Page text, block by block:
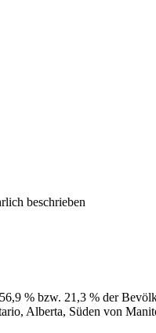
% bzw. 21,3 % der
Alberta, Süden von